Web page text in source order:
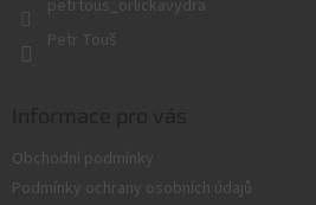
petrtous_orlickavydra
Petr Touš
Obchodní podmínky
Podmínky ochrany osobních údajů